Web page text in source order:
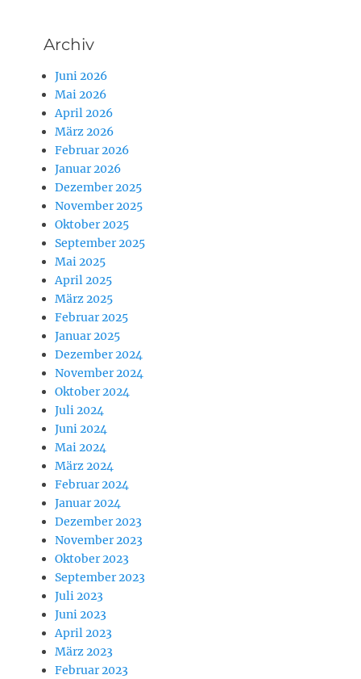
Archiv
Juni 2026
Mai 2026
April 2026
März 2026
Februar 2026
Januar 2026
Dezember 2025
November 2025
Oktober 2025
September 2025
Mai 2025
April 2025
März 2025
Februar 2025
Januar 2025
Dezember 2024
November 2024
Oktober 2024
Juli 2024
Juni 2024
Mai 2024
März 2024
Februar 2024
Januar 2024
Dezember 2023
November 2023
Oktober 2023
September 2023
Juli 2023
Juni 2023
April 2023
März 2023
Februar 2023